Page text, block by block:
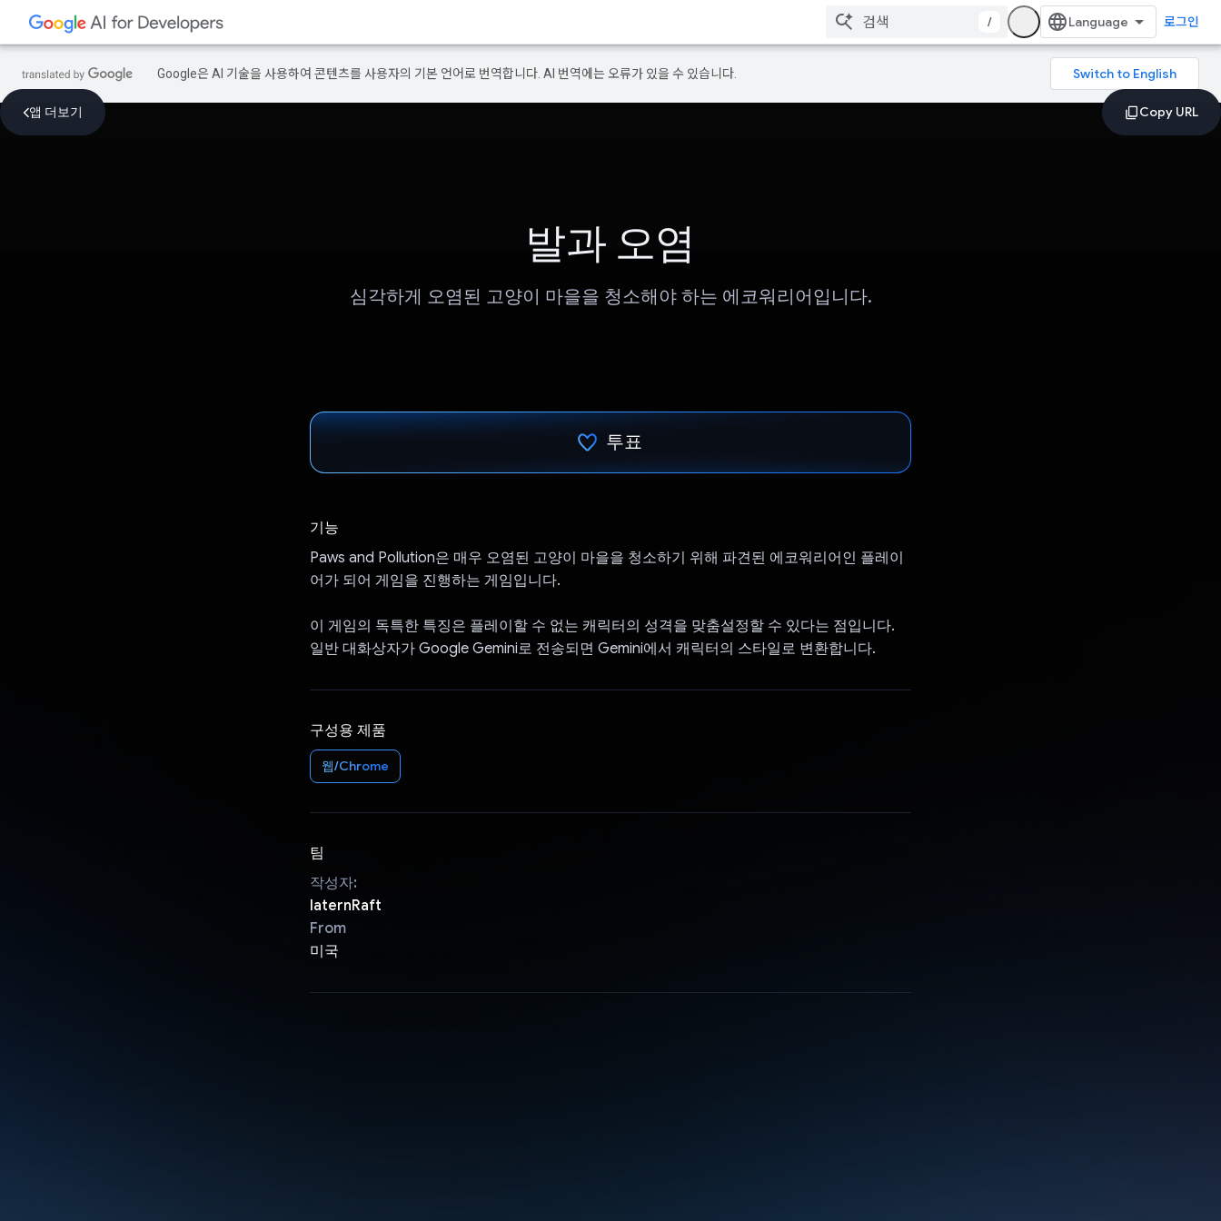
/ 로그인
Google은 AI 기술을 사용하여 콘텐츠를 사용자의 기본 언어로 번역합니다. AI 번역에는 오류가 있을 수 있습니다.
앱 더보기
발과 오염
심각하게 오염된 고양이 마을을 청소해야 하는 에코워리어입니다.
투표
기능
Paws and Pollution은 매우 오염된 고양이 마을을 청소하기 위해 파견된 에코워리어인 플레이
어가 되어 게임을 진행하는 게임입니다.
이 게임의 독특한 특징은 플레이할 수 없는 캐릭터의 성격을 맞춤설정할 수 있다는 점입니다.
일반 대화상자가 Google Gemini로 전송되면 Gemini에서 캐릭터의 스타일로 변환합니다.
구성용 제품
웹/Chrome
팀
작성자:
laternRaft
From
미국